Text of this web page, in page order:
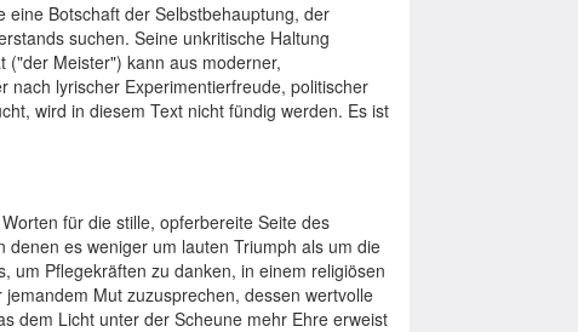
eine Botschaft der Selbstbehauptung, der
suchen. Seine unkritische Haltung
Meister") kann aus moderner,
nach lyrischer Experimentierfreude, politischer
wird in diesem Text nicht fündig werden. Es ist
für die stille, opferbereite Seite des
es weniger um lauten Triumph als um die
um Pflegekräften zu danken, in einem religiösen
Mut zuzusprechen, dessen wertvolle
dem Licht unter der Scheune mehr Ehre erweist